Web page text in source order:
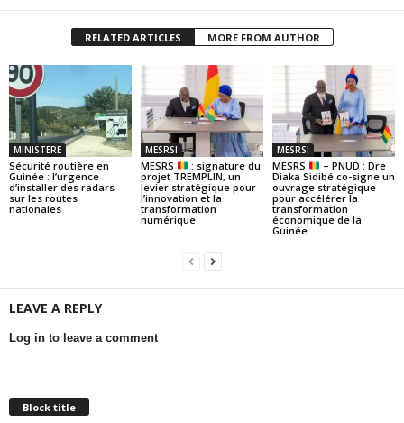
RELATED ARTICLES MORE FROM AUTHOR
MINISTERE
Sécurité routière en
Guinée : l’urgence
d’installer des radars
sur les routes
nationales
MESRSI
MESRS
: signature du
projet TREMPLIN, un
levier stratégique pour
l’innovation et la
transformation
numérique
MESRSI
MESRS
– PNUD : Dre
Diaka Sidibé co-signe un
ouvrage stratégique
pour accélérer la
transformation
économique de la
Guinée
LEAVE A REPLY
Log in to leave a comment
Block title